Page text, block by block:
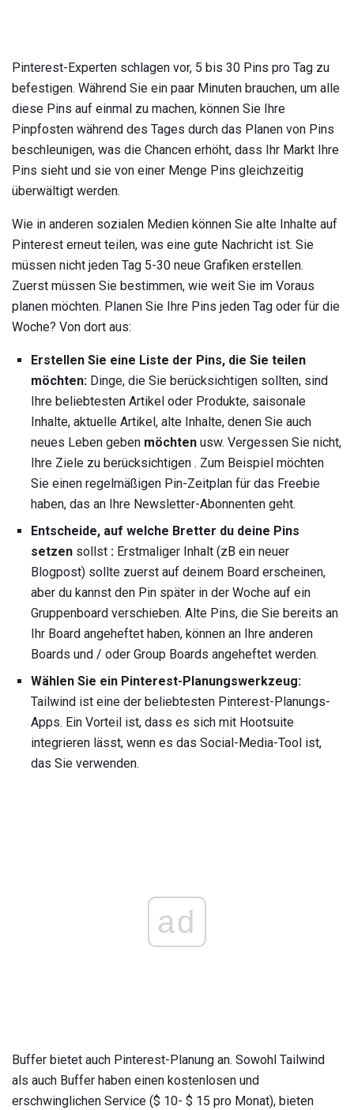
Pinterest-Experten schlagen vor, 5 bis 30 Pins pro Tag zu
befestigen. Während Sie ein paar Minuten brauchen, um alle
diese Pins auf einmal zu machen, können Sie Ihre
Pinpfosten während des Tages durch das Planen von Pins
beschleunigen, was die Chancen erhöht, dass Ihr Markt Ihre
Pins sieht und sie von einer Menge Pins gleichzeitig
überwältigt werden.
Wie in anderen sozialen Medien können Sie alte Inhalte auf
Pinterest erneut teilen, was eine gute Nachricht ist. Sie
müssen nicht jeden Tag 5-30 neue Grafiken erstellen.
Zuerst müssen Sie bestimmen, wie weit Sie im Voraus
planen möchten. Planen Sie Ihre Pins jeden Tag oder für die
Woche? Von dort aus:
Erstellen Sie eine Liste der Pins, die Sie teilen
möchten: Dinge, die Sie berücksichtigen sollten, sind
Ihre beliebtesten Artikel oder Produkte, saisonale
Inhalte, aktuelle Artikel, alte Inhalte, denen Sie auch
neues Leben geben möchten usw. Vergessen Sie nicht,
Ihre Ziele zu berücksichtigen . Zum Beispiel möchten
Sie einen regelmäßigen Pin-Zeitplan für das Freebie
haben, das an Ihre Newsletter-Abonnenten geht.
Entscheide, auf welche Bretter du deine Pins
setzen sollst : Erstmaliger Inhalt (zB ein neuer
Blogpost) sollte zuerst auf deinem Board erscheinen,
aber du kannst den Pin später in der Woche auf ein
Gruppenboard verschieben. Alte Pins, die Sie bereits an
Ihr Board angeheftet haben, können an Ihre anderen
Boards und / oder Group Boards angeheftet werden.
Wählen Sie ein Pinterest-Planungswerkzeug:
Tailwind ist eine der beliebtesten Pinterest-Planungs-
Apps. Ein Vorteil ist, dass es sich mit Hootsuite
integrieren lässt, wenn es das Social-Media-Tool ist,
das Sie verwenden.
ad
Buffer bietet auch Pinterest-Planung an. Sowohl Tailwind
als auch Buffer haben einen kostenlosen und
erschwinglichen Service ($ 10- $ 15 pro Monat), bieten